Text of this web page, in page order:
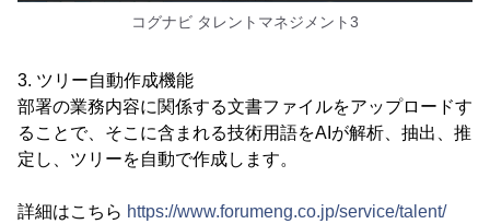
コグナビ タレントマネジメント3
3. ツリー自動作成機能
部署の業務内容に関係する文書ファイルをアップロードす
ることで、そこに含まれる技術用語をAIが解析、抽出、推
定し、ツリーを自動で作成します。
詳細はこちら https://www.forumeng.co.jp/service/talent/